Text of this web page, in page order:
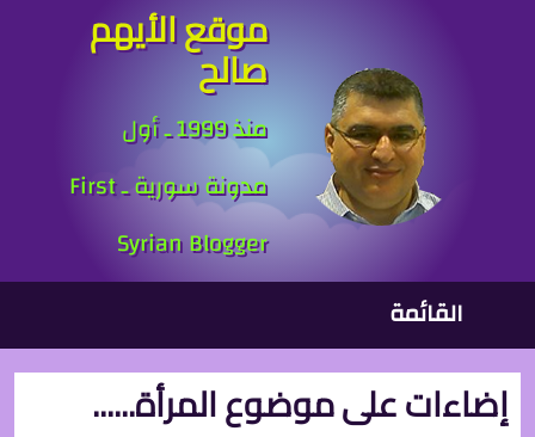
موقع الأيهم
صالح
منذ 1999 ـ أول
مدونة سورية ـ First
Syrian Blogger
القائمة الرئيسية
القائمة
إضاءات على موضوع المرأة......